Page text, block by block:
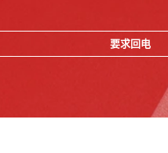
要求回电